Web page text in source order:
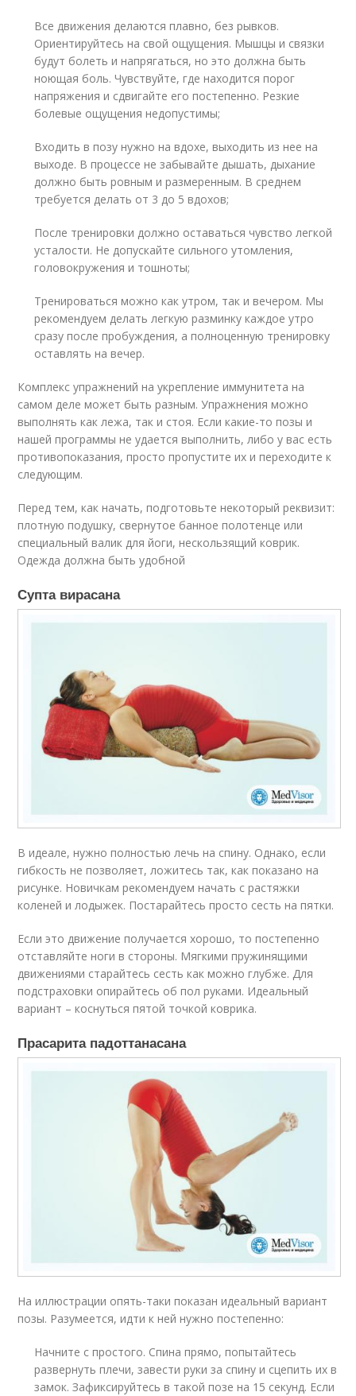
Все движения делаются плавно, без рывков.
Ориентируйтесь на свой ощущения. Мышцы и связки
будут болеть и напрягаться, но это должна быть
ноющая боль. Чувствуйте, где находится порог
напряжения и сдвигайте его постепенно. Резкие
болевые ощущения недопустимы;
Входить в позу нужно на вдохе, выходить из нее на
выходе. В процессе не забывайте дышать, дыхание
должно быть ровным и размеренным. В среднем
требуется делать от 3 до 5 вдохов;
После тренировки должно оставаться чувство легкой
усталости. Не допускайте сильного утомления,
головокружения и тошноты;
Тренироваться можно как утром, так и вечером. Мы
рекомендуем делать легкую разминку каждое утро
сразу после пробуждения, а полноценную тренировку
оставлять на вечер.
Комплекс упражнений на укрепление иммунитета на
самом деле может быть разным. Упражнения можно
выполнять как лежа, так и стоя. Если какие-то позы и
нашей программы не удается выполнить, либо у вас есть
противопоказания, просто пропустите их и переходите к
следующим.
Перед тем, как начать, подготовьте некоторый реквизит:
плотную подушку, свернутое банное полотенце или
специальный валик для йоги, нескользящий коврик.
Одежда должна быть удобной
Супта вирасана
В идеале, нужно полностью лечь на спину. Однако, если
гибкость не позволяет, ложитесь так, как показано на
рисунке. Новичкам рекомендуем начать с растяжки
коленей и лодыжек. Постарайтесь просто сесть на пятки.
Если это движение получается хорошо, то постепенно
отставляйте ноги в стороны. Мягкими пружинящими
движениями старайтесь сесть как можно глубже. Для
подстраховки опирайтесь об пол руками. Идеальный
вариант – коснуться пятой точкой коврика.
Прасарита падоттанасана
На иллюстрации опять-таки показан идеальный вариант
позы. Разумеется, идти к ней нужно постепенно:
Начните с простого. Спина прямо, попытайтесь
развернуть плечи, завести руки за спину и сцепить их в
замок. Зафиксируйтесь в такой позе на 15 секунд. Если